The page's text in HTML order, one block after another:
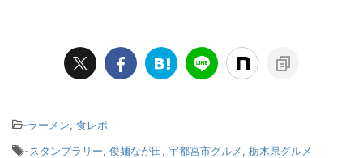
-ラーメン, 食レポ
-スタンプラリー, 俊麺なが田, 宇都宮市グルメ, 栃木県グルメ